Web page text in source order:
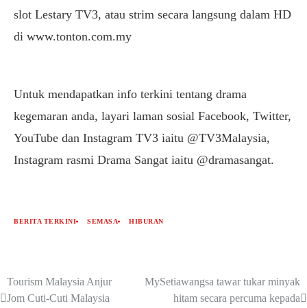
slot Lestary TV3, atau strim secara langsung dalam HD
di www.tonton.com.my
Untuk mendapatkan info terkini tentang drama
kegemaran anda, layari laman sosial Facebook, Twitter,
YouTube dan Instagram TV3 iaitu @TV3Malaysia,
Instagram rasmi Drama Sangat iaitu @dramasangat.
BERITA TERKINI SEMASA HIBURAN
Tourism Malaysia Anjur
Jom Cuti-Cuti Malaysia
MySetiawangsa tawar tukar minyak
hitam secara percuma kepada